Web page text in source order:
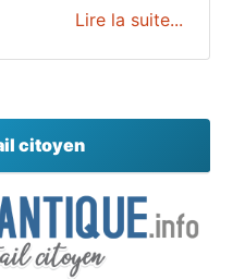
Lire la suite...
citoyen